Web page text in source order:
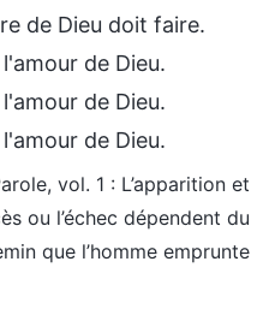
de Dieu doit faire.
de Dieu.
de Dieu.
de Dieu.
vol. 1 : L’apparition et
ou l’échec dépendent du
que l’homme emprunte